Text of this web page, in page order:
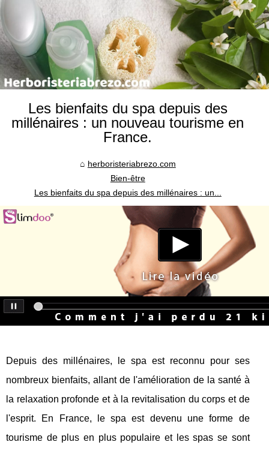
Les bienfaits du spa depuis des
millénaires : un nouveau tourisme en
France.
herboristeriabrezo.com
Bien-être
Les bienfaits du spa depuis des millénaires : un...
Depuis des millénaires, le spa est reconnu pour ses
nombreux bienfaits, allant de l'amélioration de la santé à
la relaxation profonde et à la revitalisation du corps et de
l'esprit. En France, le spa est devenu une forme de
tourisme de plus en plus populaire et les spas se sont